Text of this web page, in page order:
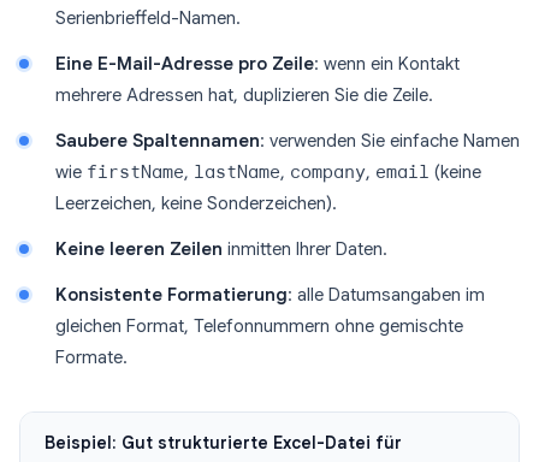
Serienbrieffeld-Namen.
Eine E-Mail-Adresse pro Zeile: wenn ein Kontakt
mehrere Adressen hat, duplizieren Sie die Zeile.
Saubere Spaltennamen: verwenden Sie einfache Namen
wie firstName, lastName, company, email (keine
Leerzeichen, keine Sonderzeichen).
Keine leeren Zeilen inmitten Ihrer Daten.
Konsistente Formatierung: alle Datumsangaben im
gleichen Format, Telefonnummern ohne gemischte
Formate.
Beispiel: Gut strukturierte Excel-Datei für